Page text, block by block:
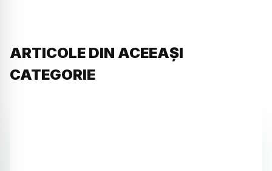
ARTICOLE DIN ACEEAȘI
CATEGORIE